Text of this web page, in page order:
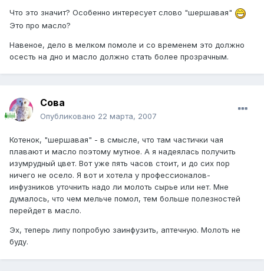
Что это значит? Особенно интересует слово "шершавая"
Это про масло?
Навеное, дело в мелком помоле и со временем это должно
осесть на дно и масло должно стать более прозрачным.
Сова
Опубликовано 22 марта, 2007
Котенок, "шершавая" - в смысле, что там частички чая
плавают и масло поэтому мутное. А я надеялась получить
изумрудный цвет. Вот уже пять часов стоит, и до сих пор
ничего не осело. Я вот и хотела у профессионалов-
инфузников уточнить надо ли молоть сырье или нет. Мне
думалось, что чем мельче помол, тем больше полезностей
перейдет в масло.
Эх, теперь липу попробую заинфузить, аптечную. Молоть не
буду.